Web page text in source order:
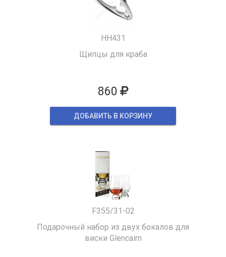
HH431
Щипцы для краба
860
ДОБАВИТЬ В КОРЗИНУ
F355/31-02
Подарочный набор из двух бокалов для
виски Glencairn